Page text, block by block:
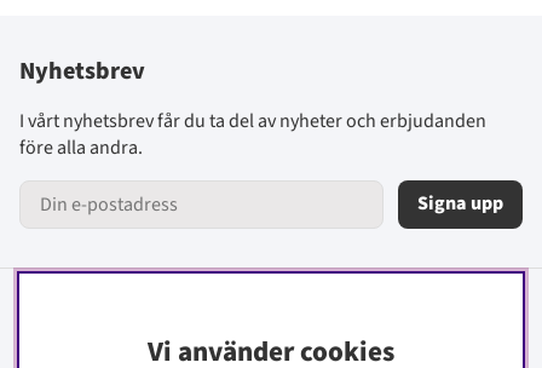
Nyhetsbrev
I vårt nyhetsbrev får du ta del av nyheter och erbjudanden
före alla andra.
Signa upp
Vi använder cookies